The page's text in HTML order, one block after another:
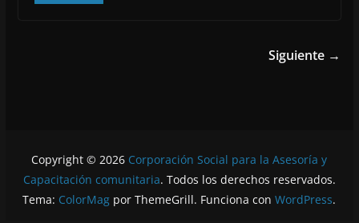
Siguiente →
Copyright © 2026 Corporación Social para la Asesoría y
Capacitación comunitaria. Todos los derechos reservados.
Tema: ColorMag por ThemeGrill. Funciona conWordPress.